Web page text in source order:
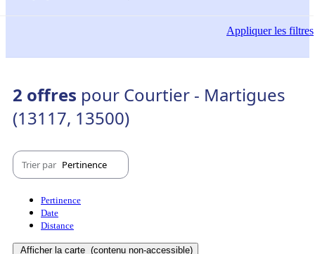
Appliquerles filtres
2 offres pour Courtier - Martigues
(13117, 13500)
Trier par Pertinence
Pertinence
Date
Distance
Afficher la carte (contenu non-accessible)